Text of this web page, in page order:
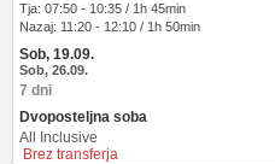
Tja: 07:50 - 10:35 / 1h 45min
Nazaj: 11:20 - 12:10 / 1h 50min
Sob, 19.09.
Sob, 26.09.
7 dni
Dvoposteljna soba
All Inclusive
Brez transferja